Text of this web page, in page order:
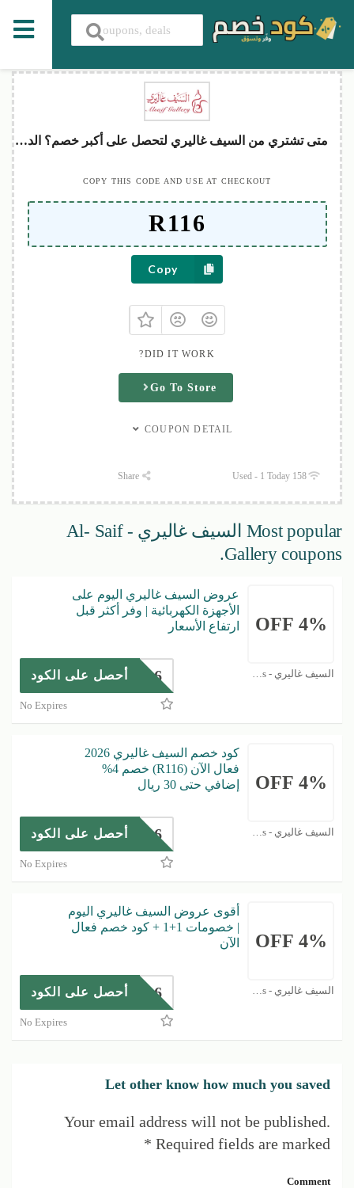
متى تشتري من السيف غاليري لتحصل على أكبر خصم؟ الدليل الموسمي الكامل
COPY THIS CODE AND USE AT CHECKOUT
Copy
DID IT WORK?
Go To Store
COUPON DETAIL
158 Used - 1 Today
Share
Most popular السيف غاليري - Al- Saif
Gallery coupons.
4% OFF
السيف غاليري - Al- Saif Gallery Coupons
عروض السيف غاليري اليوم على
الأجهزة الكهربائية | وفر أكثر قبل
ارتفاع الأسعار
R116أحصل على الكود
No Expires
4% OFF
السيف غاليري - Al- Saif Gallery Coupons
كود خصم السيف غاليري 2026
فعال الآن (R116) خصم 4%
إضافي حتى 30 ريال
R116أحصل على الكود
No Expires
4% OFF
السيف غاليري - Al- Saif Gallery Coupons
أقوى عروض السيف غاليري اليوم
| خصومات 1+1 + كود خصم فعال
الآن
R116أحصل على الكود
No Expires
Let other know how much you saved
Your email address will not be published.
Required fields are marked
*
Comment